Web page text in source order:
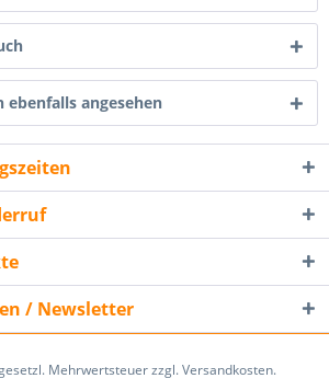
ebenfalls angesehen
/ Newsletter
Mehrwertsteuer zzgl. Versandkosten.